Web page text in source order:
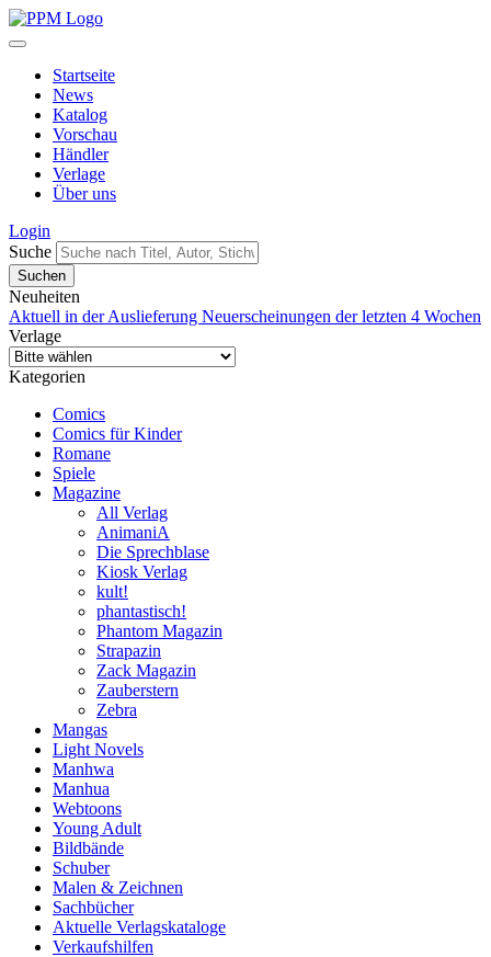
Startseite
News
Katalog
Vorschau
Händler
Verlage
Über uns
Login
Suche
Neuheiten
Aktuell in der Auslieferung Neuerscheinungen der letzten 4 Wochen
Verlage
Kategorien
Comics
Comics für Kinder
Romane
Spiele
Magazine
All Verlag
AnimaniA
Die Sprechblase
Kiosk Verlag
kult!
phantastisch!
Phantom Magazin
Strapazin
Zack Magazin
Zauberstern
Zebra
Mangas
Light Novels
Manhwa
Manhua
Webtoons
Young Adult
Bildbände
Schuber
Malen & Zeichnen
Sachbücher
Aktuelle Verlagskataloge
Verkaufshilfen